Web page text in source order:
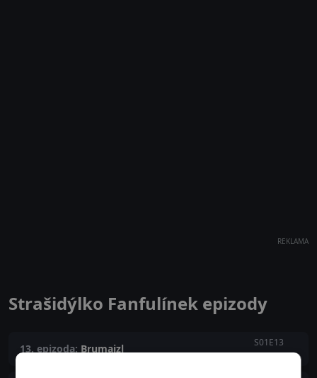
REKLAMA
Strašidýlko Fanfulínek epizody
13. epizoda: Brumajzl
S01E13
-